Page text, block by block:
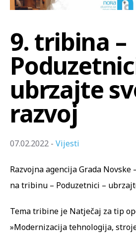
9. tribina –
ubrzajte
razvoj
07.02.2022 - Vijesti
Razvojna agencija Grada Novske
na tribinu – Poduzetnici –
Tema tribine je Natječaj za tip
»Modernizacija tehnologija,